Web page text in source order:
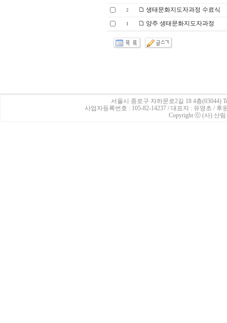
2 생태문화지도자과정 수료식
1 양주 생태문화지도자과정
서울시 종로구 자하문로2길 18 4층(03044)
사업자등록번호 : 105-82-14237 / 대표자 : 유영초 /
Copyright ⓒ (사) 산림